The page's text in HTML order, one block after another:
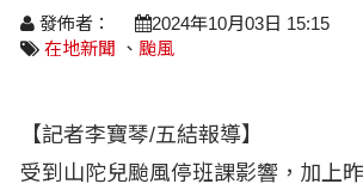
求職徵才
農林漁牧
檢舉投訴
讀者投稿
宜蘭國際童玩節
發佈者：
2024年10月03日 15:15
在地新聞
、 颱風
【記者李寶琴/五結報導】
受到山陀兒颱風停班課影響，加上